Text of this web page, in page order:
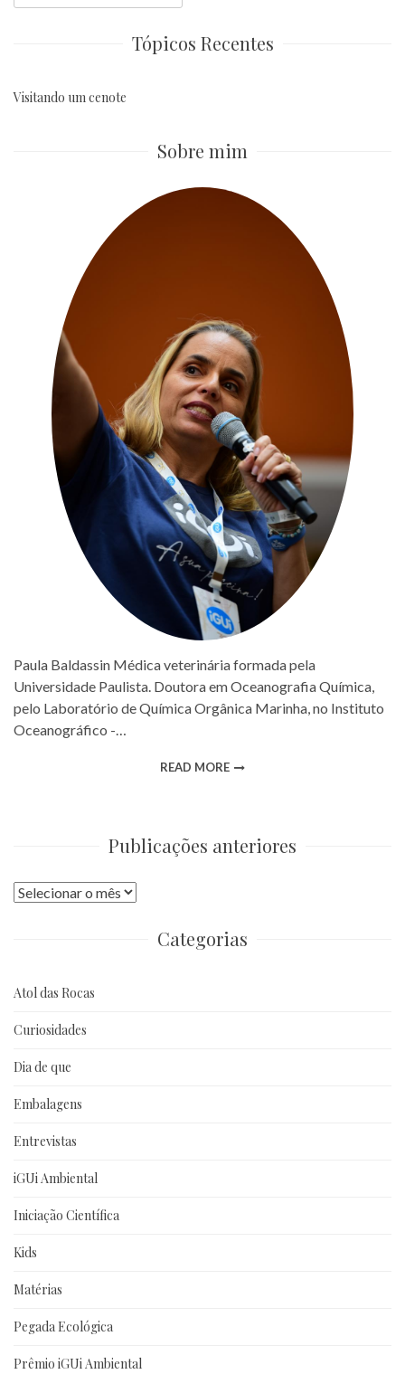
for:
Tópicos Recentes
Visitando um cenote
Sobre mim
Paula Baldassin Médica veterinária formada pela
Universidade Paulista. Doutora em Oceanografia Química,
pelo Laboratório de Química Orgânica Marinha, no Instituto
Oceanográfico -…
READ MORE
Publicações anteriores
Publicações
Categorias
Atol das Rocas
Curiosidades
Dia de que
Embalagens
Entrevistas
iGUi Ambiental
Iniciação Científica
Kids
Matérias
Pegada Ecológica
Prêmio iGUi Ambiental